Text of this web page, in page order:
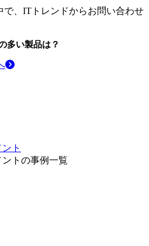
で、ITトレンドからお問い合わせ
多い製品は？
ト
トの事例一覧